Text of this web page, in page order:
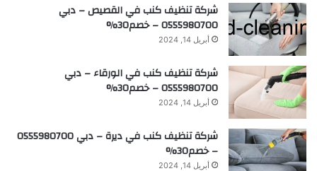
شركة تنظيف كنب في القصيص – دبي
0555980700 – خصم30%
أبريل 14, 2024
شركة تنظيف كنب في الورقاء – دبي
0555980700 – خصم30%
أبريل 14, 2024
شركة تنظيف كنب في ديرة – دبي 0555980700
– خصم30%
أبريل 14, 2024